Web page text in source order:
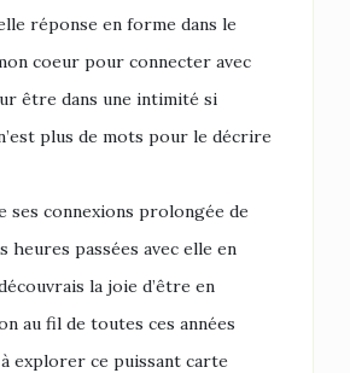
réponse en forme dans le
coeur pour connecter avec
être dans une intimité si
plus de mots pour le décrire
ses connexions prolongée de
heures passées avec elle en
la joie d’être en
au fil de toutes ces années
explorer ce puissant carte